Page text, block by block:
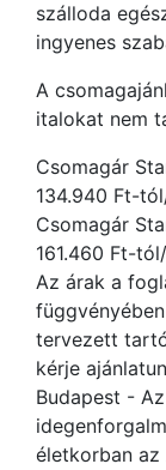
szálloda
ingyenes
A
italokat nem
Csomagár
134.940 Ft-
Csomagár
161.460 Ft-
Az árak a
tervezett
kérje
Budapest -
életkorban az